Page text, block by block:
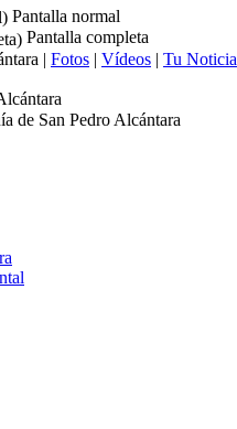
Pantalla normal
Pantalla completa
| Fotos | Vídeos | Tu Noticia
de San Pedro Alcántara